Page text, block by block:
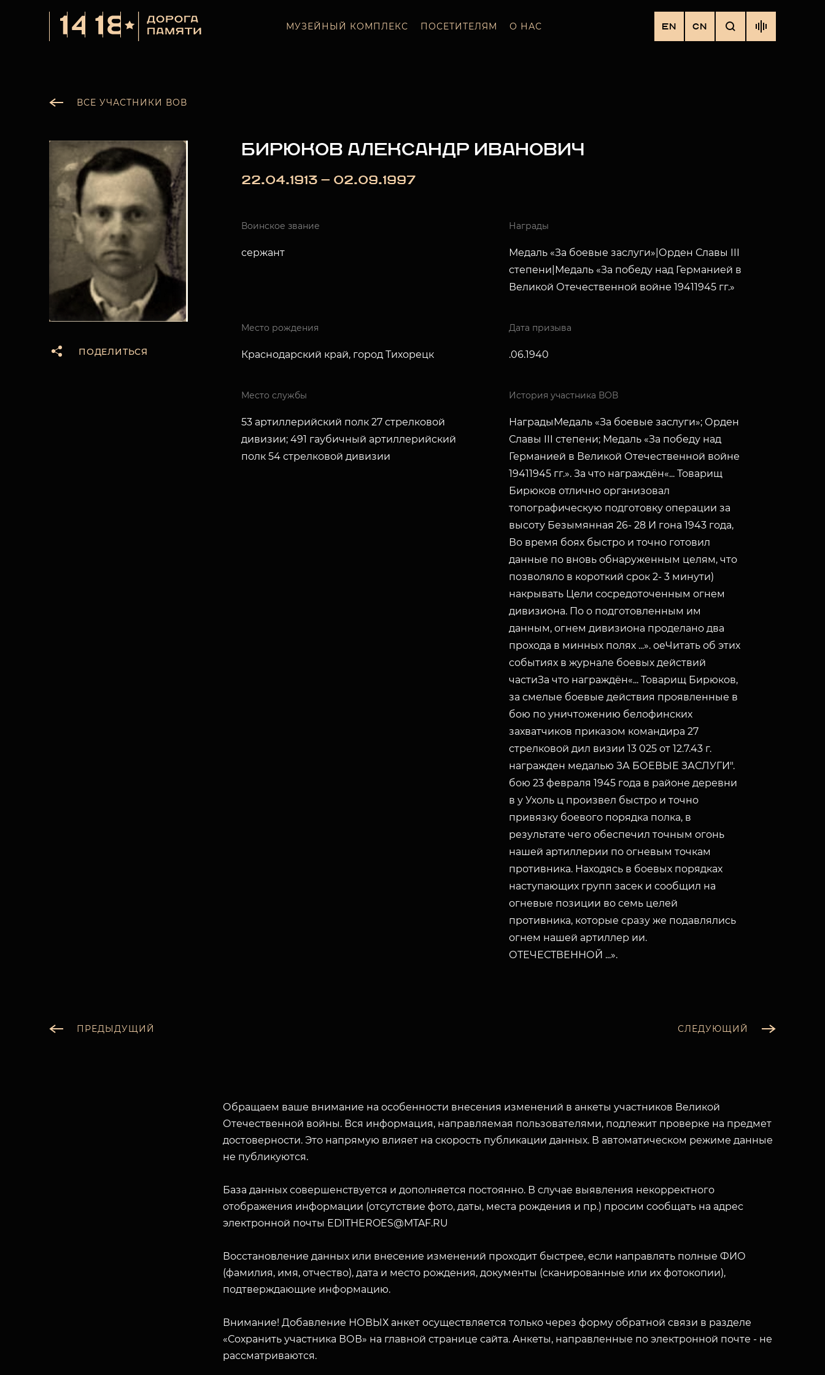
МУЗЕЙНЫЙ КОМПЛЕКС ПОСЕТИТЕЛЯМ О НАС EN CN
ВСЕ УЧАСТНИКИ ВОВ
ПОДЕЛИТЬСЯ
БИРЮКОВ АЛЕКСАНДР ИВАНОВИЧ
22.04.1913 — 02.09.1997
Воинское звание
сержант
Награды
Медаль «За боевые заслуги»|Орден Славы III
степени|Медаль «За победу над Германией в
Великой Отечественной войне 19411945 гг.»
Место рождения
Краснодарский край, город Тихорецк
Дата призыва
.06.1940
Место службы
53 артиллерийский полк 27 стрелковой
дивизии; 491 гаубичный артиллерийский
полк 54 стрелковой дивизии
История участника ВОВ
НаградыМедаль «За боевые заслуги»; Орден
Славы III степени; Медаль «За победу над
Германией в Великой Отечественной войне
19411945 гг.». За что награждён«... Товарищ
Бирюков отлично организовал
топографическую подготовку операции за
высоту Безымянная 26- 28 И гона 1943 года,
Во время боях быстро и точно готовил
данные по вновь обнаруженным целям, что
позволяло в короткий срок 2- 3 минути)
накрывать Цели сосредоточенным огнем
дивизиона. По о подготовленным им
данным, огнем дивизиона проделано два
прохода в минных полях ...». оеЧитать об этих
событиях в журнале боевых действий
частиЗа что награждён«... Товарищ Бирюков,
за смелые боевые действия проявленные в
бою по уничтожению белофинских
захватчиков приказом командира 27
стрелковой дил визии 13 025 от 12.7.43 г.
награжден медалью ЗА БОЕВЫЕ ЗАСЛУГИ".
бою 23 февраля 1945 года в районе деревни
в у Ухоль ц произвел быстро и точно
привязку боевого порядка полка, в
результате чего обеспечил точным огонь
нашей артиллерии по огневым точкам
противника. Находясь в боевых порядках
наступающих групп засек и сообщил на
огневые позиции во семь целей
противника, которые сразу же подавлялись
огнем нашей артиллер ии.
ОТЕЧЕСТВЕННОЙ ...».
ПРЕДЫДУЩИЙ СЛЕДУЮЩИЙ
Обращаем ваше внимание на особенности внесения изменений в анкеты участников Великой
Отечественной войны. Вся информация, направляемая пользователями, подлежит проверке на предмет
достоверности. Это напрямую влияет на скорость публикации данных. В автоматическом режиме данные
не публикуются.
База данных совершенствуется и дополняется постоянно. В случае выявления некорректного
отображения информации (отсутствие фото, даты, места рождения и пр.) просим сообщать на адрес
электронной почты EDITHEROES@MTAF.RU
Восстановление данных или внесение изменений проходит быстрее, если направлять полные ФИО
(фамилия, имя, отчество), дата и место рождения, документы (сканированные или их фотокопии),
подтверждающие информацию.
Внимание! Добавление НОВЫХ анкет осуществляется только через форму обратной связи в разделе
«Сохранить участника ВОВ» на главной странице сайта. Анкеты, направленные по электронной почте - не
рассматриваются.